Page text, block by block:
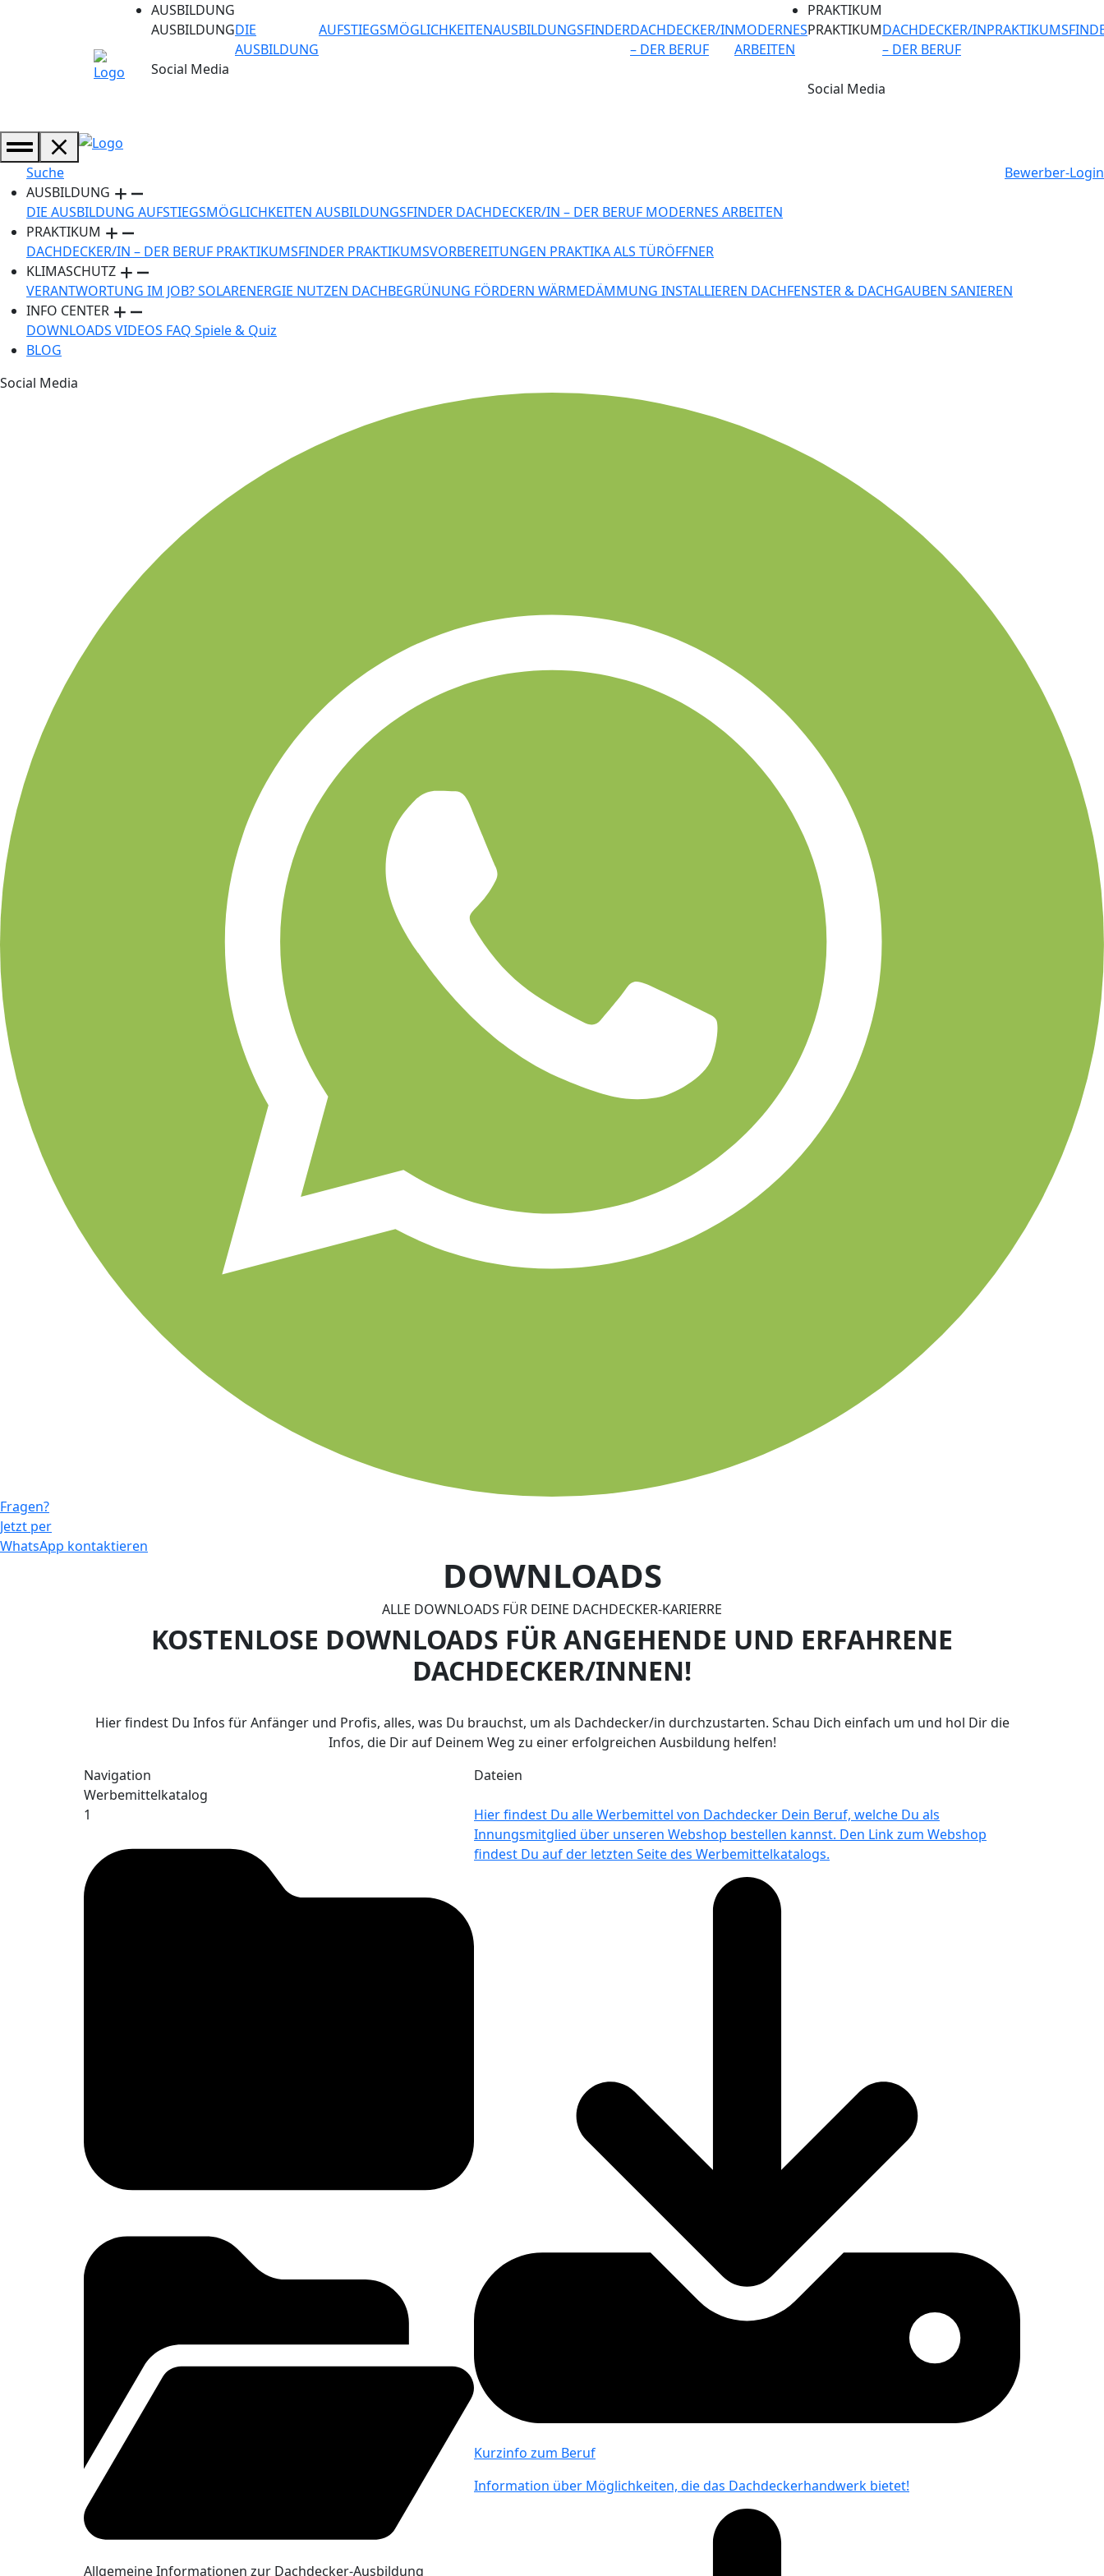
AUSBILDUNG
AUSBILDUNGDIE
AUSBILDUNG
AUFSTIEGSMÖGLICHKEITENAUSBILDUNGSFINDERDACHDECKER/IN
– DER BERUF
MODERNES
ARBEITEN
Social Media
PRAKTIKUM
PRAKTIKUMDACHDECKER/IN
– DER BERUF
Social Media
Suche
Bewerber-Login
AUSBILDUNG
DIE AUSBILDUNG AUFSTIEGSMÖGLICHKEITEN AUSBILDUNGSFINDER DACHDECKER/IN – DER BERUF MODERNES ARBEITEN
PRAKTIKUM
DACHDECKER/IN – DER BERUF PRAKTIKUMSFINDER PRAKTIKUMSVORBEREITUNGEN PRAKTIKA ALS TÜRÖFFNER
KLIMASCHUTZ
VERANTWORTUNG IM JOB?SOLARENERGIE NUTZEN DACHBEGRÜNUNG FÖRDERN WÄRMEDÄMMUNG INSTALLIEREN DACHFENSTER & DACHGAUBEN SANIEREN
INFO CENTER
DOWNLOADS VIDEOS FAQ Spiele & Quiz
BLOG
Social Media
Fragen?
Jetzt per
WhatsApp kontaktieren
DOWNLOADS
ALLE DOWNLOADS FÜR DEINE DACHDECKER-KARIERRE
KOSTENLOSE DOWNLOADS FÜR ANGEHENDE UND ERFAHRENE
DACHDECKER/INNEN!
Hier findest Du Infos für Anfänger und Profis, alles, was Du brauchst, um als Dachdecker/in durchzustarten. Schau Dich einfach um und hol Dir die
Infos, die Dir auf Deinem Weg zu einer erfolgreichen Ausbildung helfen!
Navigation
Werbemittelkatalog
1
Allgemeine Informationen zur Dachdecker-Ausbildung
Dateien
Hier findest Du alle Werbemittel von Dachdecker Dein Beruf, welche Du als
Innungsmitglied über unseren Webshop bestellen kannst. Den Link zum Webshop
findest Du auf der letzten Seite des Werbemittelkatalogs.
Kurzinfo zum Beruf
Information über Möglichkeiten, die das Dachdeckerhandwerk bietet!